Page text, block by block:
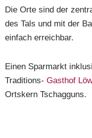
Die Orte sind der
des Tals und mit der
einfach erreichbar.
Einen Sparmarkt
Traditions- Gasthof
Ortskern Tschagguns.